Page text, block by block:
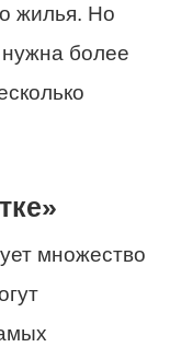
жилья. Но
нужна более
множество